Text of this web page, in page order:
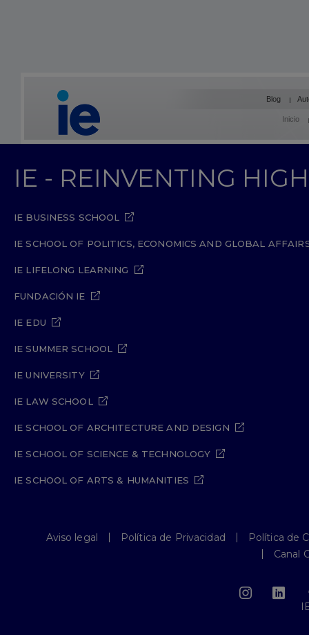
Blog
Inicio
IE - REINVENTING
IE BUSINESS SCHOOL
IE SCHOOL OF POLITICS, ECONOMICS AND GLOBAL
IE LIFELONG LEARNING
FUNDACIÓN IE
IE EDU
IE SUMMER SCHOOL
IE UNIVERSITY
IE LAW SCHOOL
IE SCHOOL OF ARCHITECTURE AND DESIGN
IE SCHOOL OF SCIENCE & TECHNOLOGY
IE SCHOOL OF ARTS & HUMANITIES
Aviso legal Política de Privacidad
Política de
Canal